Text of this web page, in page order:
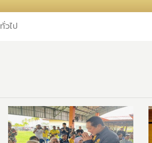
ทั่วไป